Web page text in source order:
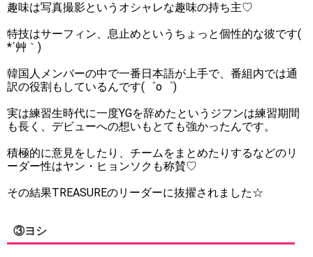
趣味は写真撮影というオシャレな趣味の持ち主♡
特技はサーフィン、息止めというちょっと個性的な彼です(
*´艸｀)
韓国人メンバーの中で一番日本語が上手で、番組内では通
訳の役割もしているんです(゜o゜)
実は練習生時代に一度YGを辞めたというジフンは練習期間
も長く、デビューへの想いもとても強かったんです。
積極的に意見をしたり、チームをまとめたりするなどのリ
ーダー性はヤン・ヒョンソクも称賛♡
その結果TREASUREのリーダーに抜擢されました☆
③ヨシ